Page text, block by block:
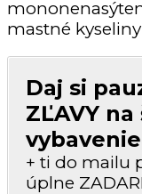
mastné kyseliny
Daj si
ZĽAVY
+ ti do mailu
úplne